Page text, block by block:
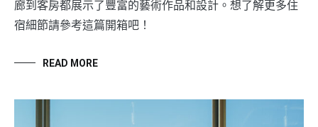
廊到客房都展示了豐富的藝術作品和設計。想了解更多住
宿細節請參考這篇開箱吧！
READ MORE